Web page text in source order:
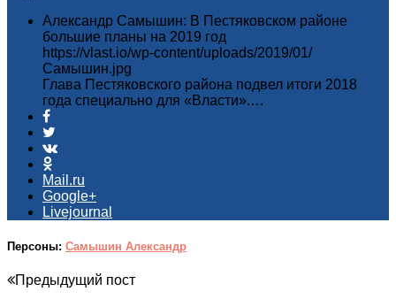
Александр Самышин: В Пестяковском районе
большие планы на 2019 год
https://vlast.io/wp-content/uploads/2019/01/
Самышин.jpg
Глава Пестяковского района подвел итоги 2018
года специально для «Власти».…
Mail.ru
Google+
Livejournal
Персоны: Самышин Александр
Предыдущий пост